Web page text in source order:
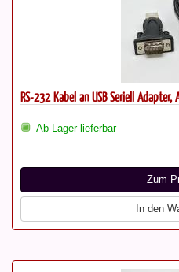
RS-232 Kabel an USB Seriell
Ab Lager lieferbar
Zum
In den